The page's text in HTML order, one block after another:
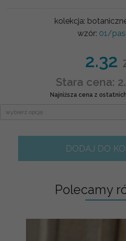
kolekcja:
wzór: 01/
2.32
Stara cena:
Najniższa cena z
DODAJ DO
Polecamy